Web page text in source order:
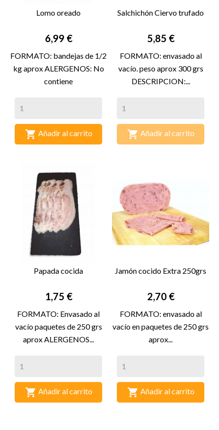
Lomo oreado
Precio
6,99 €
FORMATO: bandejas de 1/2
kg aprox ALERGENOS: No
contiene
 Añadir al carrito
Salchichón Ciervo trufado
Precio
5,85 €
FORMATO: envasado al
vacío. peso aprox 300 grs
DESCRIPCION:...
 Añadir al carrito
Papada cocida
Precio
1,75 €
FORMATO: Envasado al
vacío paquetes de 250 grs
aprox ALERGENOS...
 Añadir al carrito
Jamón cocido Extra 250grs
Precio
2,70 €
FORMATO: envasado al
vacío en paquetes de 250 grs
aprox...
 Añadir al carrito